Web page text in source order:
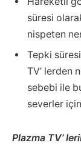
süresi
nispeten
Tepki
TV’ lerden
sebebi ile
severler
Plazma TV’